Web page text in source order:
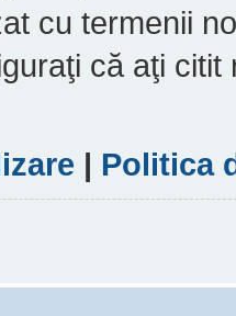
cu termenii
că aţi
| Politica